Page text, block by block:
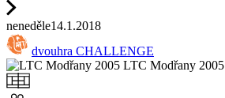
neneděle14.1.2018
dvouhra CHALLENGE
LTC Modřany 2005